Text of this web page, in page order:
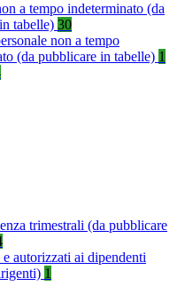
a tempo indeterminato (da
tabelle) 30
non a tempo
(da pubblicare in tabelle) 1
trimestrali (da pubblicare
autorizzati ai dipendenti
1